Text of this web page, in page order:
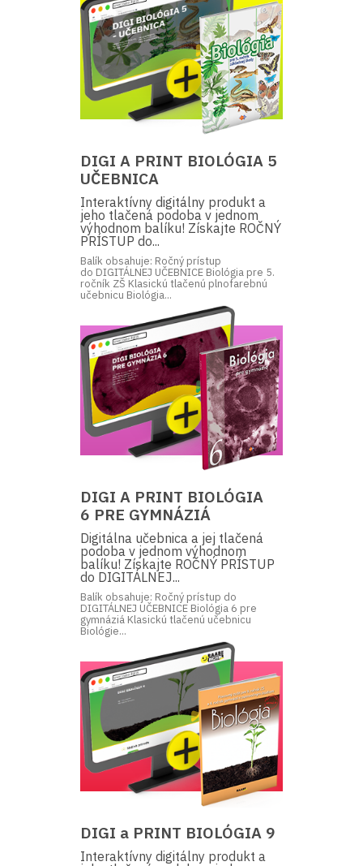
DIGI A PRINT BIOLÓGIA 5
UČEBNICA
Interaktívny digitálny produkt a
jeho tlačená podoba v jednom
výhodnom balíku! Získajte ROČNÝ
PRÍSTUP do...
Balík obsahuje: Ročný prístup
do DIGITÁLNEJ UČEBNICE Biológia pre 5.
ročník ZŠ Klasickú tlačenú plnofarebnú
učebnicu Biológia...
DIGI A PRINT BIOLÓGIA
6 PRE GYMNÁZIÁ
Digitálna učebnica a jej tlačená
podoba v jednom výhodnom
balíku! Získajte ROČNÝ PRÍSTUP
do DIGITÁLNEJ...
Balík obsahuje: Ročný prístup do
DIGITÁLNEJ UČEBNICE Biológia 6 pre
gymnáziá Klasickú tlačenú učebnicu
Biológie...
DIGI a PRINT BIOLÓGIA 9
Interaktívny digitálny produkt a